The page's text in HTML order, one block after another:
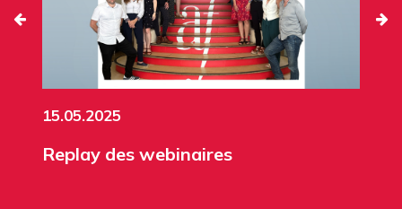
15.05.2025
Replay des webinaires